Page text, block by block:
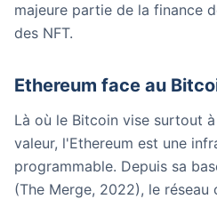
majeure partie de la finance
des NFT.
Ethereum face au
Là où le Bitcoin vise surtout
valeur, l'Ethereum est une
programmable. Depuis sa
(The Merge, 2022), le réseau